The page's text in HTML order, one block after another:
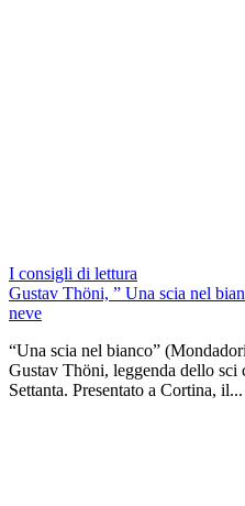
I consigli di lettura
Gustav Thöni, ” Una scia nel
neve
“Una scia nel bianco”
Gustav Thöni, leggenda dello sci
Settanta. Presentato a Cortina, il...